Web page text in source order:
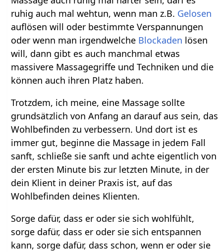
ruhig auch mal wehtun, wenn man z.B. Gelosen
auflösen will oder bestimmte Verspannungen
oder wenn man irgendwelche Blockaden lösen
will, dann gibt es auch manchmal etwas
massivere Massagegriffe und Techniken und die
können auch ihren Platz haben.
Trotzdem, ich meine, eine Massage sollte
grundsätzlich von Anfang an darauf aus sein, das
Wohlbefinden zu verbessern. Und dort ist es
immer gut, beginne die Massage in jedem Fall
sanft, schließe sie sanft und achte eigentlich von
der ersten Minute bis zur letzten Minute, in der
dein Klient in deiner Praxis ist, auf das
Wohlbefinden deines Klienten.
Sorge dafür, dass er oder sie sich wohlfühlt,
sorge dafür, dass er oder sie sich entspannen
kann, sorge dafür, dass schon, wenn er oder sie